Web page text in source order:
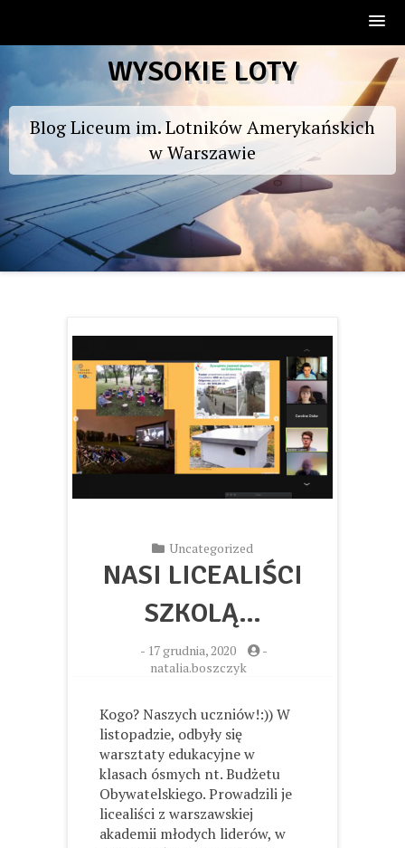
to
WYSOKIE LOTY
Blog Liceum im. Lotników Amerykańskich
w Warszawie
Uncategorized
NASI LICEALIŚCI
SZKOLĄ…
- 17 grudnia, 2020
-
natalia.boszczyk
Kogo? Naszych uczniów!:)) W
listopadzie, odbyły się
warsztaty edukacyjne w
klasach ósmych nt. Budżetu
Obywatelskiego. Prowadzili je
licealiści z warszawskiej
akademii młodych liderów, w